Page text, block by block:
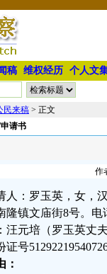
稿 维权经历 个人文
民来稿 > 正文
请书
作
人：罗玉英，女，
隆镇文庙街8号。电
汪元培（罗玉英丈
证号
：